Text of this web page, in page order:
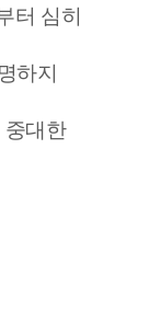
터 심히
하지
중대한